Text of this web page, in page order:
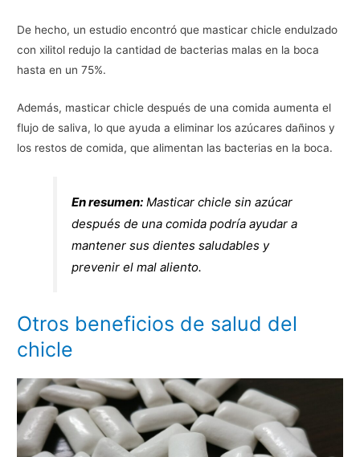
De hecho, un estudio encontró que masticar chicle endulzado
con xilitol redujo la cantidad de bacterias malas en la boca
hasta en un 75%.
Además, masticar chicle después de una comida aumenta el
flujo de saliva, lo que ayuda a eliminar los azúcares dañinos y
los restos de comida, que alimentan las bacterias en la boca.
En resumen: Masticar chicle sin azúcar
después de una comida podría ayudar a
mantener sus dientes saludables y
prevenir el mal aliento.
Otros beneficios de salud del
chicle